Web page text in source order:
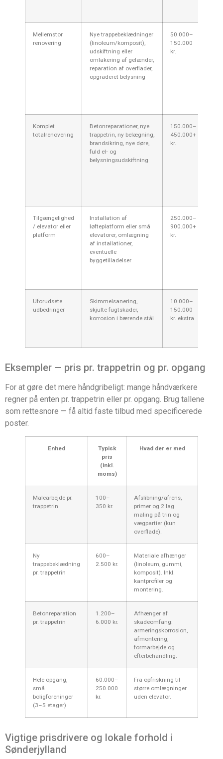
Mellemstor
renovering
Nye trappebeklædninger
(linoleum/komposit),
udskiftning eller
omlakering af gelænder,
reparation af overflader,
opgraderet belysning
50.000–
150.000
kr.
Komplet
totalrenovering
Betonreparationer, nye
trappetrin, ny belægning,
brandsikring, nye døre,
fuld el‑ og
belysningsudskiftning
150.000–
450.000+
kr.
Tilgængelighed
/ elevator eller
platform
Installation af
løfteplatform eller små
elevatorer, omlægning
af installationer,
eventuelle
byggetilladelser
250.000–
900.000+
kr.
Uforudsete
udbedringer
Skimmelsanering,
skjulte fugtskader,
korrosion i bærende stål
10.000–
150.000
kr. ekstra
Eksempler — pris pr. trappetrin og pr. opgang
For at gøre det mere håndgribeligt: mange håndværkere
regner på enten pr. trappetrin eller pr. opgang. Brug tallene
som rettesnore — få altid faste tilbud med specificerede
poster.
Enhed
Typisk
pris
(inkl.
moms)
Hvad der er med
Malearbejde pr.
trappetrin
100–
350 kr.
Afslibning/afrens,
primer og 2 lag
maling på trin og
vægpartier (kun
overflade).
Ny
trappebeklædning
pr. trappetrin
600–
2.500 kr.
Materiale afhænger
(linoleum, gummi,
komposit). Inkl.
kantprofiler og
montering.
Betonreparation
pr. trappetrin
1.200–
6.000 kr.
Afhænger af
skadeomfang:
armeringskorrosion,
afmontering,
formarbejde og
efterbehandling.
Hele opgang,
små
boligforeninger
(3–5 etager)
60.000–
250.000
kr.
Fra opfriskning til
større omlægninger
uden elevator.
Vigtige prisdrivere og lokale forhold i
Sønderjylland